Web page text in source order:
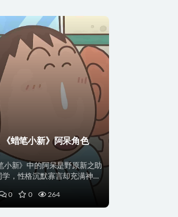
《蜡笔小新》阿呆角色
小新》中的阿呆是野原新之助
学，性格沉默寡言却充满神秘
0 0 264